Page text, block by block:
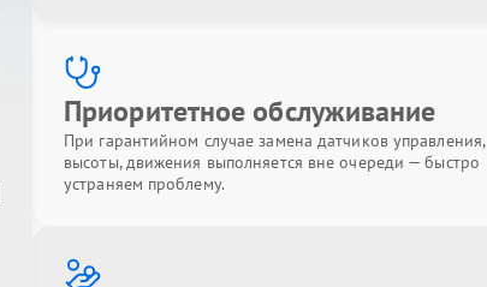
Приоритетное обслуживание
При гарантийном случае замена датчиков управления,
высоты, движения выполняется вне очереди — быстро
устраняем проблему.